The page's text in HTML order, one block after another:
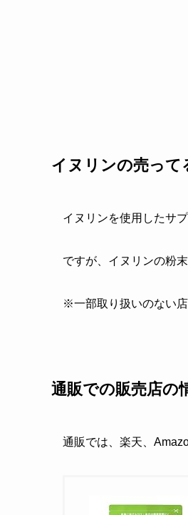
イヌリンの売って
イヌリンを使用したサ
ですが、イヌリンの粉
※一部取り扱いのない店
通販での販売店の
通販では、楽天、